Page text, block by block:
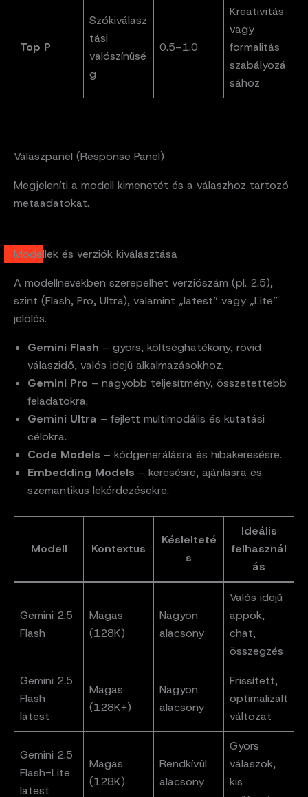
Top P
Szókiválasz
tási
valószínűsé
g
0.5–1.0
Kreativitás
vagy
formalitás
szabályozá
sához
Válaszpanel (Response Panel)
Megjeleníti a modell kimenetét és a válaszhoz tartozó
metaadatokat.
Modellek és verziók kiválasztása
A modellnevekben szerepelhet verziószám (pl. 2.5),
szint (Flash, Pro, Ultra), valamint „latest” vagy „Lite”
jelölés.
Gemini Flash – gyors, költséghatékony, rövid
válaszidő, valós idejű alkalmazásokhoz.
Gemini Pro – nagyobb teljesítmény, összetettebb
feladatokra.
Gemini Ultra – fejlett multimodális és kutatási
célokra.
Code Models – kódgenerálásra és hibakeresésre.
Embedding Models – keresésre, ajánlásra és
szemantikus lekérdezésekre.
Modell Kontextus
Késlelteté
s
Ideális
felhasznál
ás
Gemini 2.5
Flash
Magas
(128K)
Nagyon
alacsony
Valós idejű
appok,
chat,
összegzés
Gemini 2.5
Flash
latest
Magas
(128K+)
Nagyon
alacsony
Frissített,
optimalizált
változat
Gemini 2.5
Flash-Lite
latest
Magas
(128K)
Rendkívül
alacsony
Gyors
válaszok,
kis